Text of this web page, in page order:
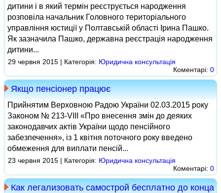
дитини і в який термін реєструється народження
розповіла начальник Головного територіального
управління юстиції у Полтавській області Ірина Пашко.
Як зазначила Пашко, державна реєстрація народження
дитини...
29 червня 2015 | Категорія: Юридична консультація
Коментарі: 0
Якщо пенсіонер працює
Прийнятим Верховною Радою України 02.03.2015 року
Законом № 213‑VІІІ «Про внесення змін до деяких
законодавчих актів України щодо пенсійного
забезпечення», із 1 квітня поточного року введено
обмеження для виплати пенсій...
23 червня 2015 | Категорія: Юридична консультація
Коментарі: 0
Как легализовать самострой бесплатно до конца